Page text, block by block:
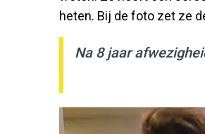
heten. Bij de foto zet ze
Na 8 jaar